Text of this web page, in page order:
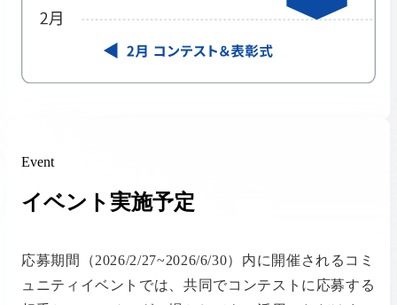
Event
イベント実施予定
応募期間（2026/2/27~2026/6/30）内に開催されるコミ
ュニティイベントでは、共同でコンテストに応募する